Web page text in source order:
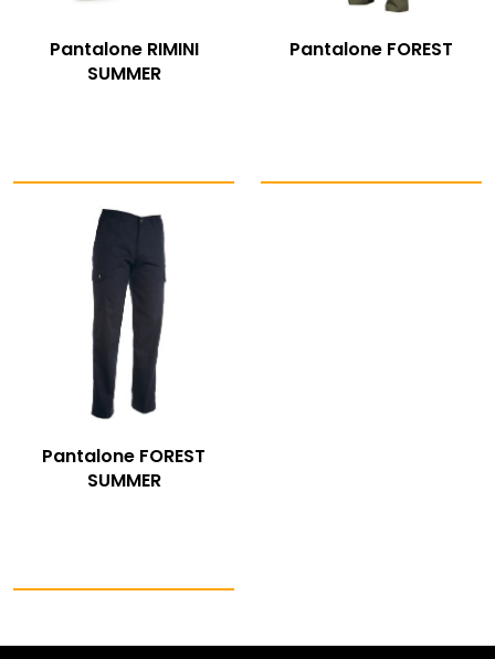
Pantalone RIMINI
SUMMER
Pantalone FOREST
Pantalone FOREST
SUMMER